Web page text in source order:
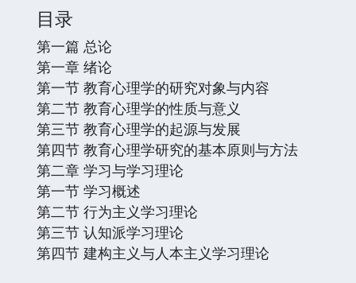
目录
第一篇 总论
第一章 绪论
第一节 教育心理学的研究对象与内容
第二节 教育心理学的性质与意义
第三节 教育心理学的起源与发展
第四节 教育心理学研究的基本原则与方法
第二章 学习与学习理论
第一节 学习概述
第二节 行为主义学习理论
第三节 认知派学习理论
第四节 建构主义与人本主义学习理论